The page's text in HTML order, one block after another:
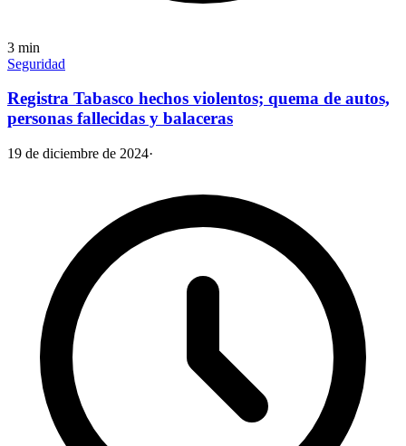
3 min
Seguridad
Registra Tabasco hechos violentos; quema de autos,
personas fallecidas y balaceras
19 de diciembre de 2024·